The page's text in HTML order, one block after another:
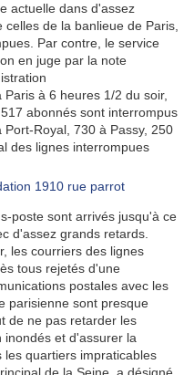
actuelle dans d'assez
de la banlieue de Paris,
Par contre, le service
en juge par la note
à 6 heures 1/2 du soir,
abonnés sont interrompus
Royal, 730 à Passy, 250
des lignes interrompues
poste sont arrivés jusqu'à ce
d'assez grands retards.
les courriers des lignes
tous rejetés d'une
postales avec les
parisienne sont presque
de ne pas retarder les
et d'assurer la
les quartiers impraticables